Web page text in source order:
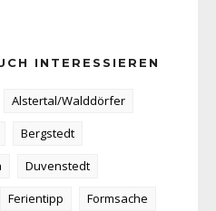
INTERESSIEREN
Alstertal/Walddörfer
Bergstedt
Duvenstedt
Ferientipp
Formsache